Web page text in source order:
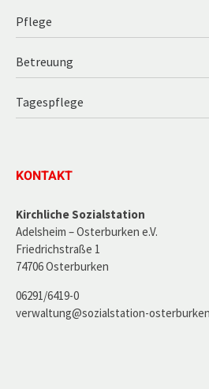
Pflege
Betreuung
Tagespflege
KONTAKT
Kirchliche Sozialstation
Adelsheim – Osterburken e.V.
Friedrichstraße 1
74706 Osterburken
06291/6419-0
verwaltung@sozialstation-